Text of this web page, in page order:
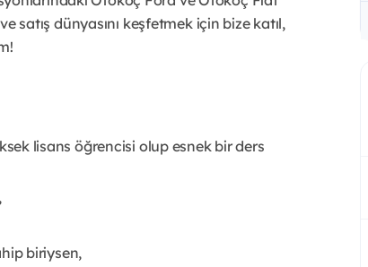
dünyasını keşfetmek için bize katıl,
lisans öğrencisi olup esnek bir ders
biriysen,